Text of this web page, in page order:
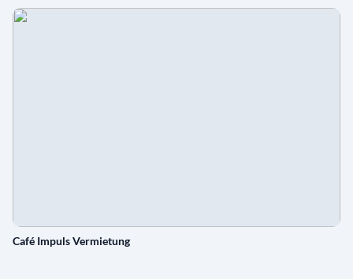
Café Impuls Vermietung